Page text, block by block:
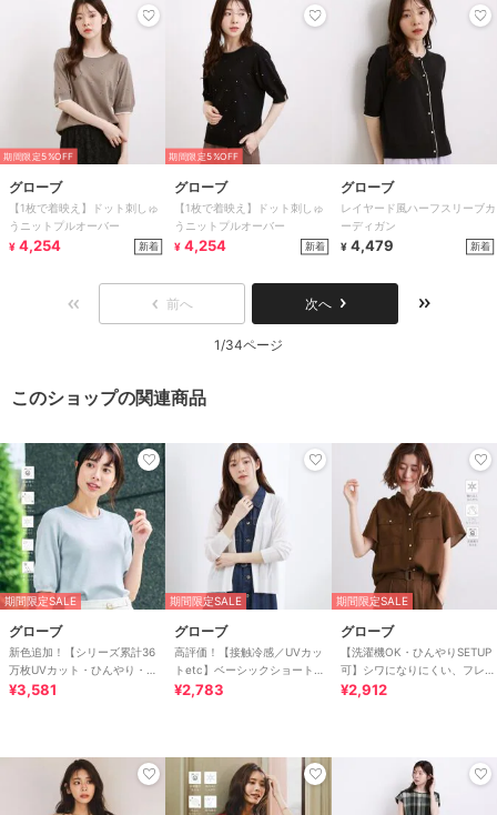
期間限定5%OFF
グローブ
【1枚で着映え】ドット刺しゅ
うニットプルオーバー
¥ 4,254 新着
期間限定5%OFF
グローブ
【1枚で着映え】ドット刺しゅ
うニットプルオーバー
¥ 4,254 新着
グローブ
レイヤード風ハーフスリーブカ
ーディガン
¥ 4,479 新着
前へ 次へ
1/34ページ
このショップの関連商品
期間限定SALE
グローブ
新色追加！【シリーズ累計36
万枚UVカット・ひんやり・洗
濯機OK】やわらかドライタッ
¥3,581
期間限定SALE
グローブ
高評価！【接触冷感／UVカッ
トetc】ベーシックショートカ
ーディガン
¥2,783
期間限定SALE
グローブ
【洗濯機OK・ひんやりSETUP
可】シワになりにくい、フレア
スリーブブラウス
¥2,912